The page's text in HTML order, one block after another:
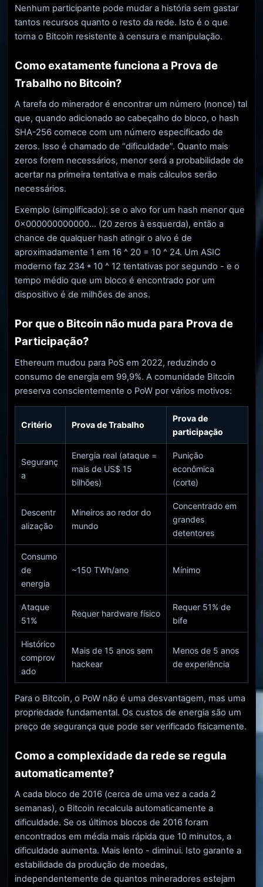
Nenhum participante pode mudar a história sem gastar
tantos recursos quanto o resto da rede. Isto é o que
torna o Bitcoin resistente à censura e manipulação.
Como exatamente funciona a Prova de
Trabalho no Bitcoin?
A tarefa do minerador é encontrar um número (nonce) tal
que, quando adicionado ao cabeçalho do bloco, o hash
SHA-256 comece com um número especificado de
zeros. Isso é chamado de “dificuldade”. Quanto mais
zeros forem necessários, menor será a probabilidade de
acertar na primeira tentativa e mais cálculos serão
necessários.
Exemplo (simplificado): se o alvo for um hash menor que
0x000000000000... (20 zeros à esquerda), então a
chance de qualquer hash atingir o alvo é de
aproximadamente 1 em 16 ^ 20 = 10 ^ 24. Um ASIC
moderno faz 234 * 10 ^ 12 tentativas por segundo - e o
tempo médio que um bloco é encontrado por um
dispositivo é de milhões de anos.
Por que o Bitcoin não muda para Prova de
Participação?
Ethereum mudou para PoS em 2022, reduzindo o
consumo de energia em 99,9%. A comunidade Bitcoin
preserva conscientemente o PoW por vários motivos:
Critério Prova de Trabalho
Prova de
participação
Seguranç
a
Energia real (ataque =
mais de US$ 15
bilhões)
Punição
econômica
(corte)
Descentr
alização
Mineiros ao redor do
mundo
Concentrado em
grandes
detentores
Consumo
de
energia
~150 TWh/ano Mínimo
Ataque
51%
Requer hardware físico
Requer 51% de
bife
Histórico
comprov
ado
Mais de 15 anos sem
hackear
Menos de 5 anos
de experiência
Para o Bitcoin, o PoW não é uma desvantagem, mas uma
propriedade fundamental. Os custos de energia são um
preço de segurança que pode ser verificado fisicamente.
Como a complexidade da rede se regula
automaticamente?
A cada bloco de 2016 (cerca de uma vez a cada 2
semanas), o Bitcoin recalcula automaticamente a
dificuldade. Se os últimos blocos de 2016 foram
encontrados em média mais rápida que 10 minutos, a
dificuldade aumenta. Mais lento - diminui. Isto garante a
estabilidade da produção de moedas,
independentemente de quantos mineradores estejam